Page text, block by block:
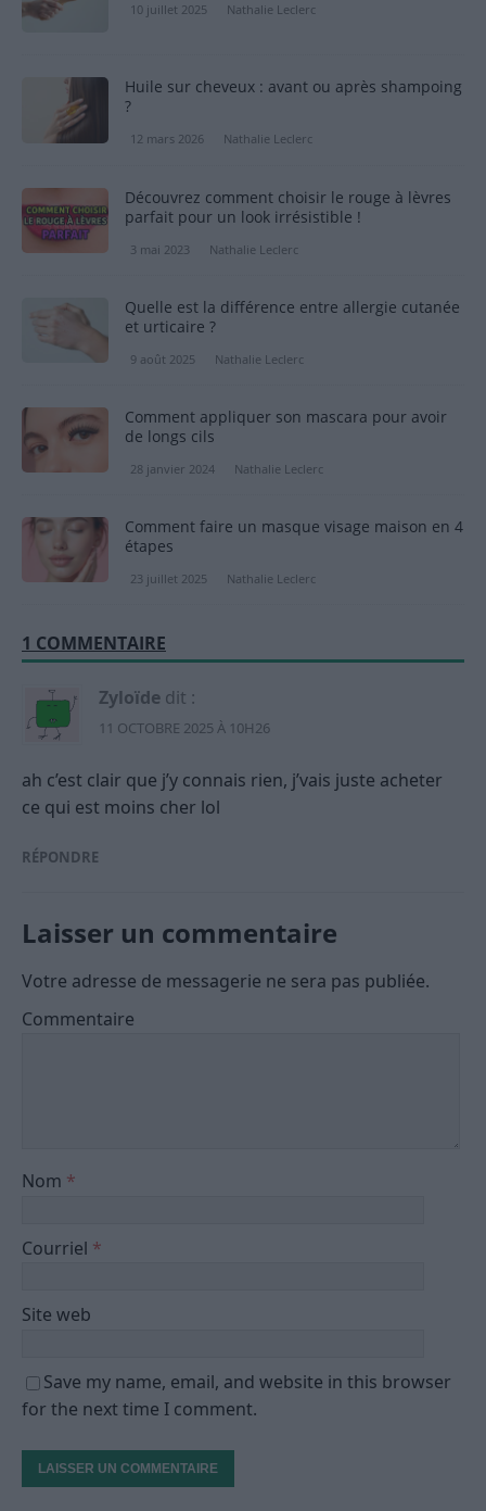
10 juillet 2025 Nathalie Leclerc
Huile sur cheveux : avant ou après shampoing
?
12 mars 2026 Nathalie Leclerc
Découvrez comment choisir le rouge à lèvres
parfait pour un look irrésistible !
3 mai 2023 Nathalie Leclerc
Quelle est la différence entre allergie cutanée
et urticaire ?
9 août 2025 Nathalie Leclerc
Comment appliquer son mascara pour avoir
de longs cils
28 janvier 2024 Nathalie Leclerc
Comment faire un masque visage maison en 4
étapes
23 juillet 2025 Nathalie Leclerc
1 COMMENTAIRE
Zyloïde dit :
11 OCTOBRE 2025 À 10H26
ah c’est clair que j’y connais rien, j’vais juste acheter
ce qui est moins cher lol
RÉPONDRE
Laisser un commentaire
Votre adresse de messagerie ne sera pas publiée.
Commentaire
Nom *
Courriel *
Site web
Save my name, email, and website in this browser
for the next time I comment.